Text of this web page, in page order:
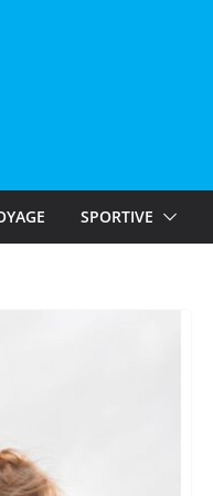
SPORTIVE